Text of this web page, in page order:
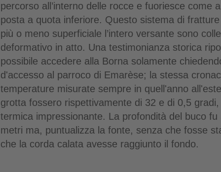
percorso all’interno delle rocce e fuoriesce come
posta a quota inferiore. Questo sistema di
più o meno superficiale l’intero versante sono
deformativo in atto. Una testimonianza storica
possibile accedere alla Borna solamente
d'accesso al parroco di Emarèse; la stessa
temperature misurate sempre in quell'anno
grotta fossero rispettivamente di 32 e di 0,5
termica impressionante. La profondità del buco
metri ma, puntualizza la fonte, senza che fosse
che la corda calata avesse raggiunto il fondo.